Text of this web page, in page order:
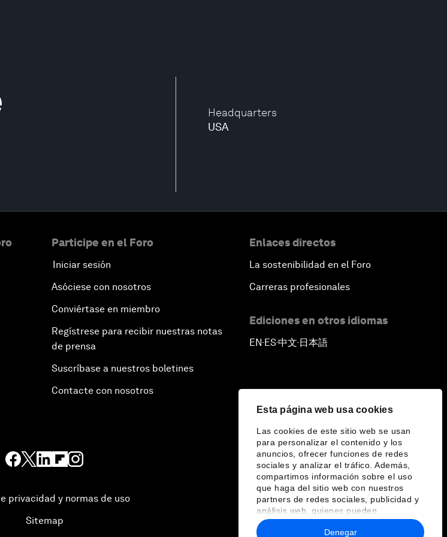
Esta página web usa cookies
Las cookies de este sitio web se usan
para personalizar el contenido y los
anuncios, ofrecer funciones de redes
sociales y analizar el tráfico. Además,
compartimos información sobre el uso
que haga del sitio web con nuestros
partners de redes sociales, publicidad y
análisis web, quienes pueden
combinarla con otra información que les
haya proporcionado o que hayan
Denegar
Headquarters
USA
Participe en el Foro
Iniciar sesión
Asóciese con nosotros
Conviértase en miembro
Regístrese para recibir nuestras notas
de prensa
Suscríbase a nuestros boletines
Contacte con nosotros
Enlaces directos
La sostenibilidad en el Foro
Carreras profesionales
Ediciones en otros idiomas
EN▪ES▪中文▪ 日本語
privacidad y normas de uso
Sitemap